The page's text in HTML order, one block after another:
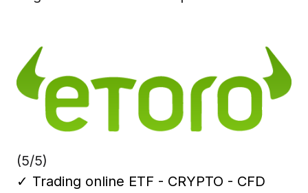
(5/5)
✓ Trading online ETF - CRYPTO - CFD